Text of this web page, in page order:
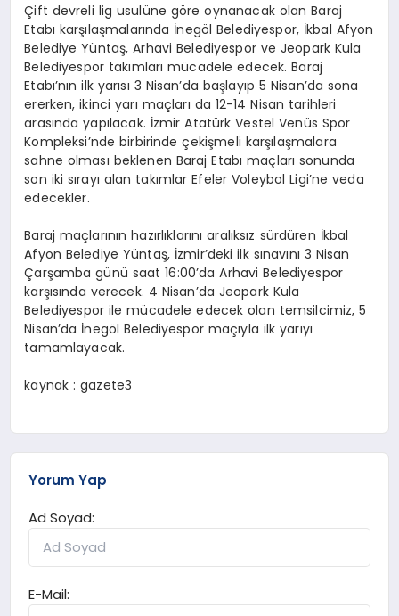
Çift devreli lig usulüne göre oynanacak olan Baraj
Etabı karşılaşmalarında İnegöl Belediyespor, İkbal Afyon
Belediye Yüntaş, Arhavi Belediyespor ve Jeopark Kula
Belediyespor takımları mücadele edecek. Baraj
Etabı’nın ilk yarısı 3 Nisan’da başlayıp 5 Nisan’da sona
ererken, ikinci yarı maçları da 12-14 Nisan tarihleri
arasında yapılacak. İzmir Atatürk Vestel Venüs Spor
Kompleksi’nde birbirinde çekişmeli karşılaşmalara
sahne olması beklenen Baraj Etabı maçları sonunda
son iki sırayı alan takımlar Efeler Voleybol Ligi’ne veda
edecekler.
Baraj maçlarının hazırlıklarını aralıksız sürdüren İkbal
Afyon Belediye Yüntaş, İzmir’deki ilk sınavını 3 Nisan
Çarşamba günü saat 16:00’da Arhavi Belediyespor
karşısında verecek. 4 Nisan’da Jeopark Kula
Belediyespor ile mücadele edecek olan temsilcimiz, 5
Nisan’da İnegöl Belediyespor maçıyla ilk yarıyı
tamamlayacak.
kaynak : gazete3
Yorum Yap
Ad Soyad:
E-Mail: